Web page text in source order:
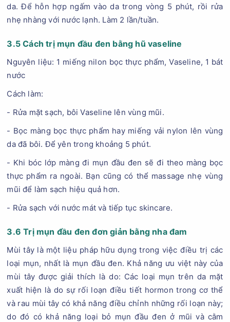
da. Để hỗn hợp ngấm vào da trong vòng 5 phút, rồi rửa
nhẹ nhàng với nước lạnh. Làm 2 lần/tuần.
3.5 Cách trị mụn đầu đen bằng hũ vaseline
Nguyên liệu: 1 miếng nilon bọc thực phẩm, Vaseline, 1 bát
nước
Cách làm:
- Rửa mặt sạch, bôi Vaseline lên vùng mũi.
- Bọc màng bọc thực phẩm hay miếng vải nylon lên vùng
da đã bôi. Để yên trong khoảng 5 phút.
- Khi bóc lớp màng đi mụn đầu đen sẽ đi theo màng bọc
thực phẩm ra ngoài. Bạn cũng có thể massage nhẹ vùng
mũi để làm sạch hiệu quả hơn.
- Rửa sạch với nước mát và tiếp tục skincare.
3.6 Trị mụn đầu đen đơn giản bằng nha đam
Mùi tây là một liệu pháp hữu dụng trong việc điều trị các
loại mụn, nhất là mụn đầu đen. Khả năng ưu việt này của
mùi tây được giải thích là do: Các loại mụn trên da mặt
xuất hiện là do sự rối loạn điều tiết hormon trong cơ thể
và rau mùi tây có khả năng điều chỉnh những rối loạn này;
do đó có khả năng loại bỏ mụn đầu đen ở mũi và cằm